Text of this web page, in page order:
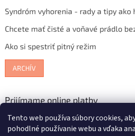
Tento web používa súbory cookies,
pohodlné používanie webu a vďaka
Syndróm vyhorenia - rady a tipy ako
Chcete mať čisté a voňavé prádlo
Ako si spestriť pitný režim
ARCHÍV
Prijímame online platby